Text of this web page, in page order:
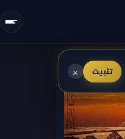
تثبيت ×